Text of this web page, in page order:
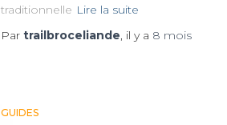
traditionnelle Lire la suite
Par trailbroceliande, il y a 8 mois
GUIDES